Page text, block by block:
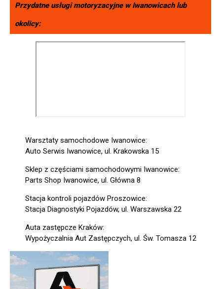
Przydatne usługi motoryzacyjne wIwanowicachlub
okolicy:
Warsztaty samochodowe Iwanowice:
Auto Serwis Iwanowice, ul. Krakowska 15
Sklep z częściami samochodowymi Iwanowice:
Parts Shop Iwanowice, ul. Główna 8
Stacja kontroli pojazdów Proszowice:
Stacja Diagnostyki Pojazdów, ul. Warszawska 22
Auta zastępcze Kraków:
Wypożyczalnia Aut Zastępczych, ul. Św. Tomasza 12